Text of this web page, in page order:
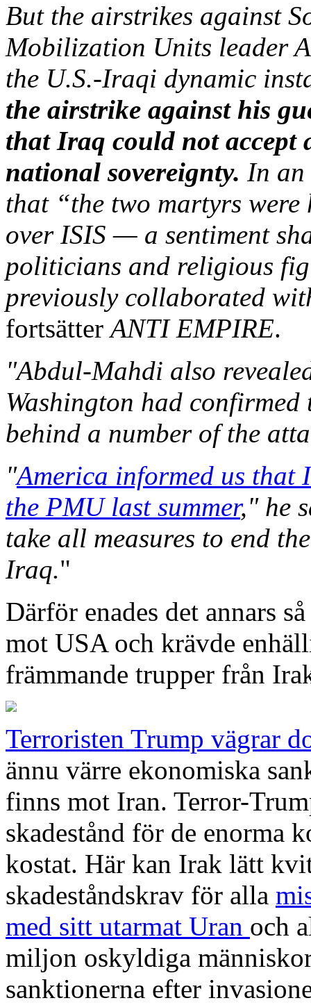
But the airstrikes against
Mobilization Units leader
the U.S.-Iraqi dynamic
the airstrike against his
that Iraq could not accept
national sovereignty. In an
that “the two martyrs
over ISIS — a sentiment
politicians and religious
previously collaborated
fortsätterANTI EMPIRE.
"Abdul-Mahdi also
Washington had
behind a number of the
"America informed us that
the PMU last summer," he
take all measures to end
Iraq."
Därför enades det annars
mot USA och krävde
främmande trupper från
Terroristen Trump vägrar
ännu värre ekonomiska
finns mot Iran. Terror-
skadestånd för de enorma
kostat. Här kan Irak lätt
skadeståndskrav för alla
med sitt utarmat Uran och
miljon oskyldiga
sanktionerna efter